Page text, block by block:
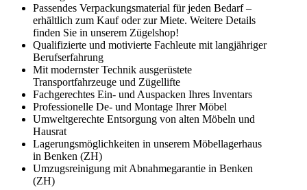
Passendes Verpackungsmaterial für jeden Bedarf –
erhältlich zum Kauf oder zur Miete. Weitere Details
finden Sie in unserem Zügelshop!
Qualifizierte und motivierte Fachleute mit langjähriger
Berufserfahrung
Mit modernster Technik ausgerüstete
Transportfahrzeuge und Zügellifte
Fachgerechtes Ein- und Auspacken Ihres Inventars
Professionelle De- und Montage Ihrer Möbel
Umweltgerechte Entsorgung von alten Möbeln und
Hausrat
Lagerungsmöglichkeiten in unserem Möbellagerhaus
in Benken (ZH)
Umzugsreinigung mit Abnahmegarantie in Benken
(ZH)